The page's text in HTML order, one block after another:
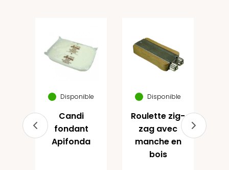
Disponible
Candi
fondant
Apifonda
Disponible
Roulette zig-
zag avec
manche en
bois